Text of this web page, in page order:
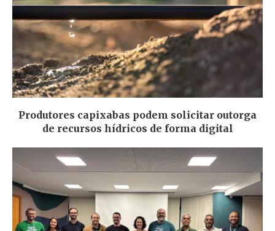
Produtores capixabas podem solicitar outorga
de recursos hídricos de forma digital